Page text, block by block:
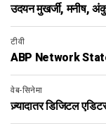
उदयन मुखर्जी, मनीष,
टीवी
ABP Network
वेब-सिनेमा
ज़्यादातर डिजिटल